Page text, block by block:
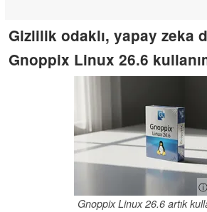
Gizlilik odaklı, yapay zeka
Gnoppix Linux 26.6
ⓘ
Gnoppix Linux 26.6 artık